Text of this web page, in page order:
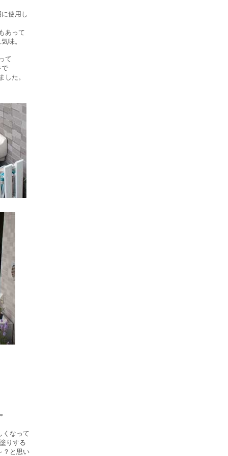
使用し
あって
味。
て
で
した。
くなって
りする
？と思い